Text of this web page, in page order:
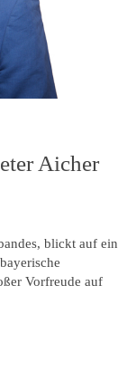
Aicher
blickt auf ein
Vorfreude auf